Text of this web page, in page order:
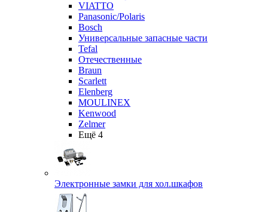
VIATTO
Panasonic/Polaris
Bosch
Универсальные запасные части
Tefal
Отечественные
Braun
Scarlett
Elenberg
MOULINEX
Kenwood
Zelmer
Ещё 4
Электронные замки для хол.шкафов